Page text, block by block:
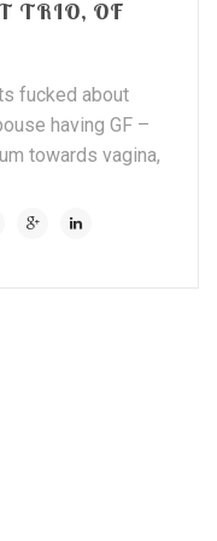
TRIO, OF
fucked about
having GF –
towards vagina,